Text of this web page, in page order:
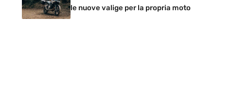
le nuove valige per la propria moto